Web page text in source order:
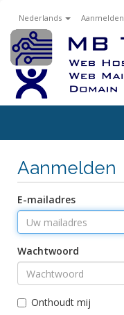
Nederlands Aanmelden
Aanmelden
E-mailadres
Wachtwoord
Onthoudt mij